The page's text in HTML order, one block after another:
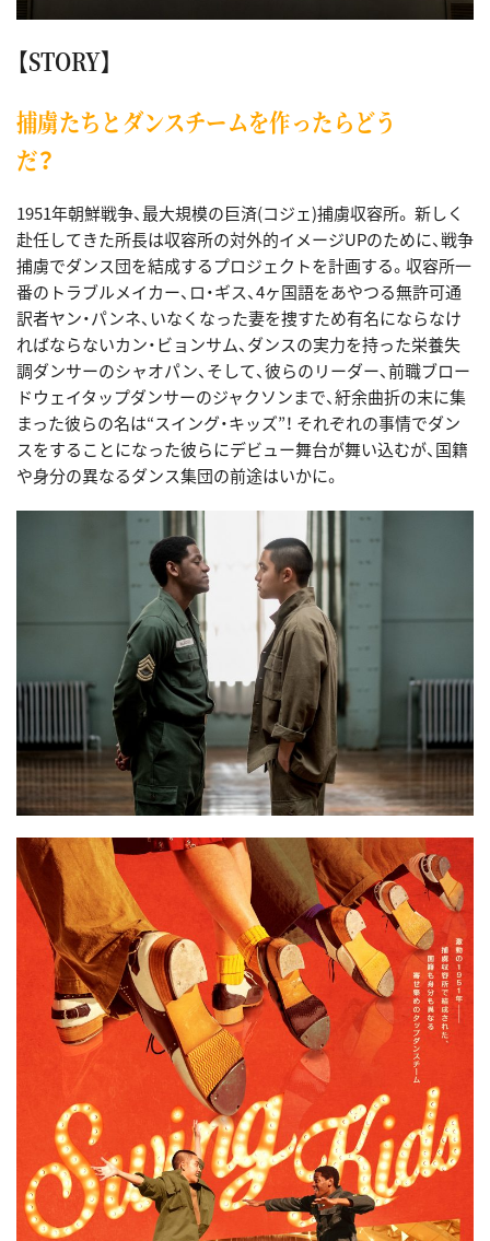
【STORY】
捕虜たちとダンスチームを作ったらどう
だ？
1951年朝鮮戦争、最大規模の巨済(コジェ)捕虜収容所。 新しく
赴任してきた所長は収容所の対外的イメージUPのために、戦争
捕虜でダンス団を結成するプロジェクトを計画する。収容所一
番のトラブルメイカー、ロ・ギス、4ヶ国語をあやつる無許可通
訳者ヤン・パンネ、いなくなった妻を捜すため有名にならなけ
ればならないカン・ビョンサム、ダンスの実力を持った栄養失
調ダンサーのシャオパン、そして、彼らのリーダー、前職ブロー
ドウェイタップダンサーのジャクソンまで、紆余曲折の末に集
まった彼らの名は“スイング・キッズ”！ それぞれの事情でダン
スをすることになった彼らにデビュー舞台が舞い込むが、国籍
や身分の異なるダンス集団の前途はいかに。